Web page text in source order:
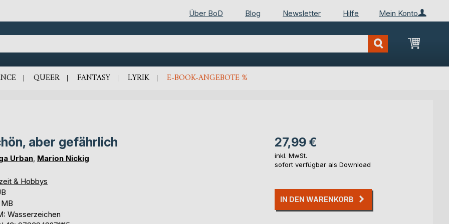
Mein Konto
Über BoD Blog Newsletter Hilfe
Mein
QUEER FANTASY LYRIK E-BOOK-ANGEBOTE %
aber gefährlich
Urban Marion Nickig
& Hobbys
MB
Wasserzeichen
27,99 €
inkl. MwSt.
sofort verfügbar als Download
IN DEN WARENKORB